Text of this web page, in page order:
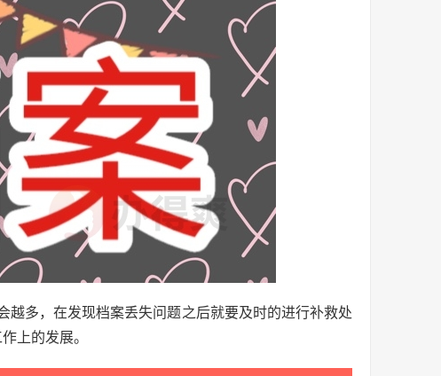
多，在发现档案丢失问题之后就要及时的进行补救处
上的发展。